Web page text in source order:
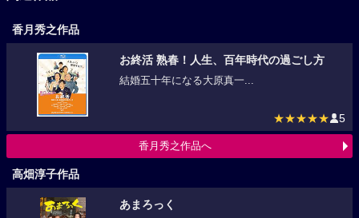
香月秀之作品
お終活 熟春！人生、百年時代の過ごし方
結婚五十年になる大原真一...
★★★★★ 5
香月秀之作品へ
高畑淳子作品
あまろっく